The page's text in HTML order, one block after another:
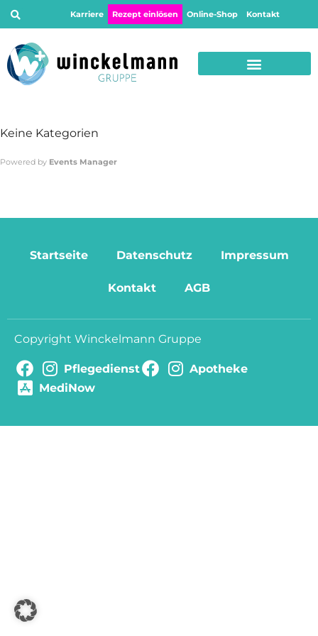
Karriere Rezept einlösen Online-Shop Kontakt
Keine Kategorien
Powered by Events Manager
Startseite Datenschutz Impressum
Kontakt AGB
Copyright Winckelmann Gruppe
Pflegedienst
Apotheke
MediNow